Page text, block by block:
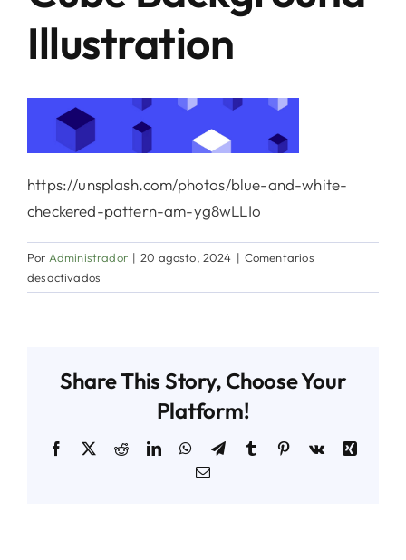
Directorio de Autoridades
Últimas Noticias
Aplicaciones
Illustration
https://unsplash.com/photos/blue-and-white-
checkered-pattern-am-yg8wLLIo
Por Administrador | 20 agosto, 2024 | Comentarios
desactivados
Cube
Share This Story, Choose Your
Platform!
Facebook
X RedditLinkedInWhatsApp
TelegramTumblr Pinterest
Vk
Xing
Correo